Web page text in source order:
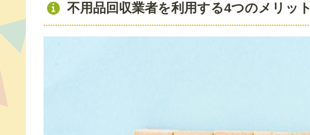
不用品回収業者を利用する4つのメリット